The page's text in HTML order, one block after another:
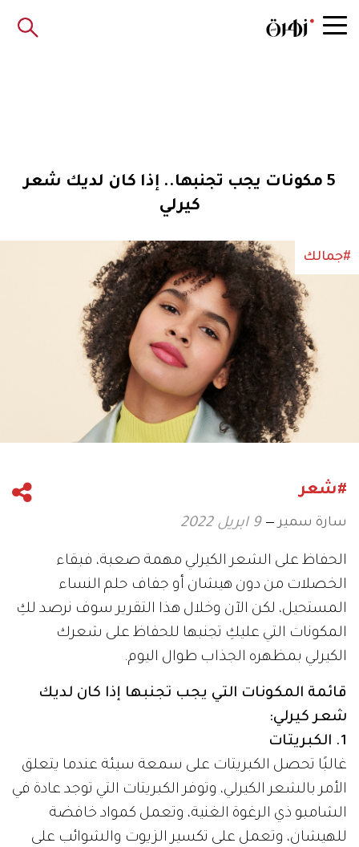
5 مكونات يجب تجنبها.. إذا كان لديك شعر
كيرلي
#جمالك
#شعر
سارة سمير 9 ابريل 2022
الحفاظ على الشعر الكيرلي مهمة صعبة، فبقاء
الخصلات من دون هيشان أو جفاف حلم النساء
المستحيل، لكن الآن وخلال هذا التقرير سوف نرصد لكِ
المكونات التي عليكِ تجنبها للحفاظ على شعرك
الكيرلي بمظهره الجذاب طوال اليوم.
قائمة المكونات التي يجب تجنبها إذا كان لديك
شعر كيرلي:
1. الكبريتات
غالبًا تحصل الكبريتات على سمعة سيئة عندما يتعلق
الأمر بالشعر الكيرلي، وتوفر الكبريتات التي توجد عادة في
الشامبو ذي الرغوة الغنية، وتعمل كمواد خافضة
للهيشان، وتعمل على تكسير الزيوت والشوائب على